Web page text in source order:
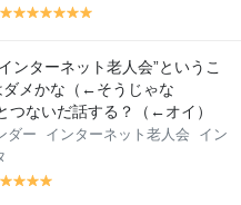
y y
lo
w
y
lo
w
y
lo
w
y
lo
w
y
lo
w
y
lo
w
lo
ンターネット老人会”というこ
ダメかな（←そうじゃな
つないだ話する？（←オイ）
ダー インターネット老人会
イン
y y y y